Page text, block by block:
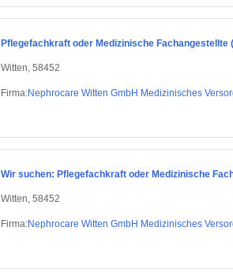
Pflegefachkraft oder Medizinische Fachangestellte
Witten, 58452
Firma:Nephrocare Witten GmbH Medizinisches
Wir suchen: Pflegefachkraft oder Medizinische
Witten, 58452
Firma:Nephrocare Witten GmbH Medizinisches